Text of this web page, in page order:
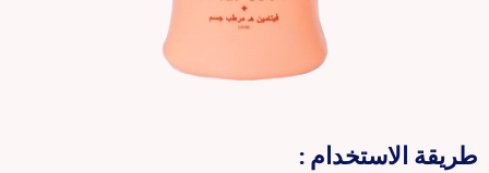
طريقة الاستخدام :